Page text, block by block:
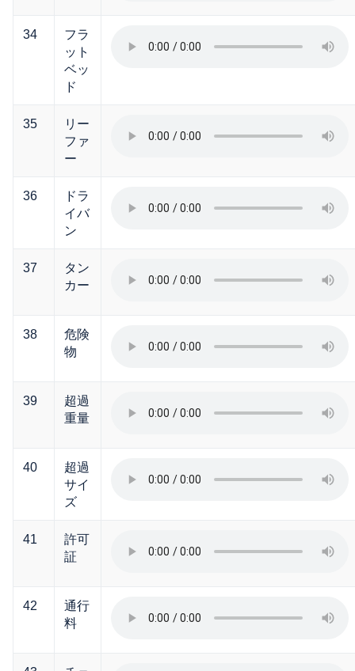
34
フラ
ット
ベッ
ド
35
リー
ファ
ー
36
ドラ
イバ
ン
37
タン
カー
38
危険
物
39
超過
重量
40
超過
サイ
ズ
41
許可
証
42
通行
料